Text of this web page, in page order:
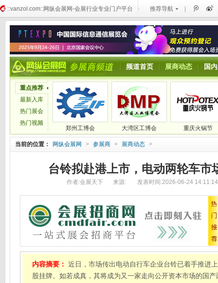
::vanzol.com::网纵会展网-会展行业专业门户平台 推荐导航
频道首页 展商动态 国
重点推荐
最新入库
热门展会
热门视频
郑州工博会 大湾区工博会 重庆火锅节
当前的位置： 网纵会展网 > 参展商 > 展商动态 >
台铃拟赴港上市，电动两轮车市
作者:会展天下 来源: 发表时间:2026-06-24 14:11:14
内容摘要： 近日，市场传出电动自行车企业台铃已着手推进
股挂牌。如若成真，其将成为又一家走向公开资本市场的国